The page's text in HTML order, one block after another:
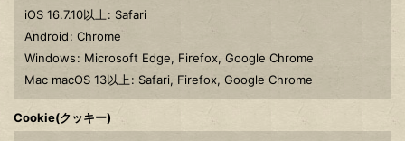
iOS 16.7.10以上: Safari
Android: Chrome
Windows: Microsoft Edge, Firefox, Google Chrome
Mac macOS 13以上: Safari, Firefox, Google Chrome
Cookie(クッキー)